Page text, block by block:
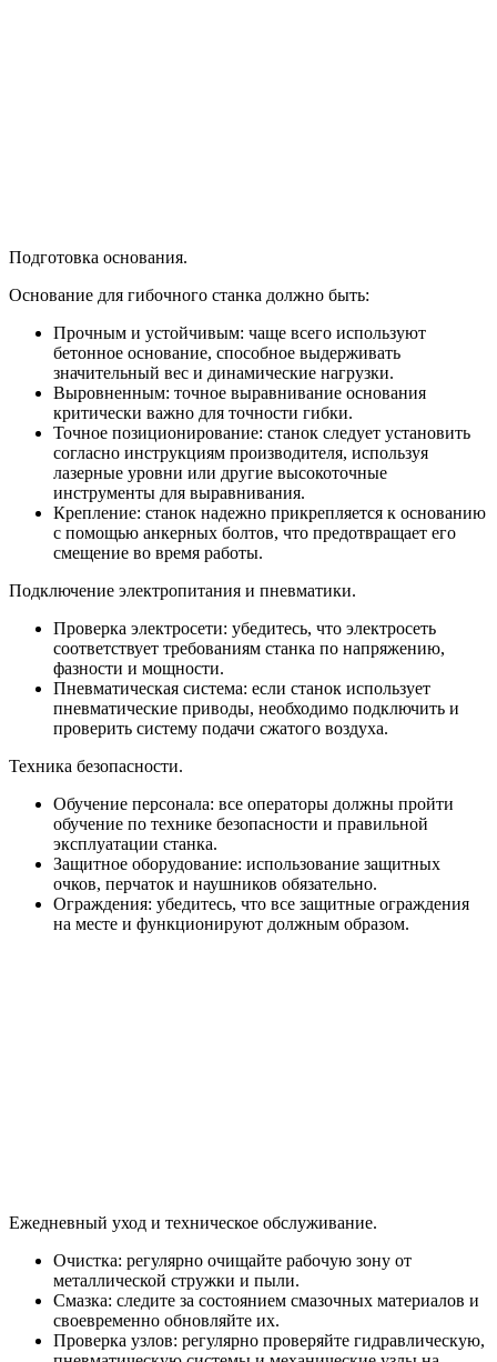
Подготовка основания.
Основание для гибочного станка должно быть:
Прочным и устойчивым: чаще всего используют
бетонное основание, способное выдерживать
значительный вес и динамические нагрузки.
Выровненным: точное выравнивание основания
критически важно для точности гибки.
Точное позиционирование: станок следует установить
согласно инструкциям производителя, используя
лазерные уровни или другие высокоточные
инструменты для выравнивания.
Крепление: станок надежно прикрепляется к основанию
с помощью анкерных болтов, что предотвращает его
смещение во время работы.
Подключение электропитания и пневматики.
Проверка электросети: убедитесь, что электросеть
соответствует требованиям станка по напряжению,
фазности и мощности.
Пневматическая система: если станок использует
пневматические приводы, необходимо подключить и
проверить систему подачи сжатого воздуха.
Техника безопасности.
Обучение персонала: все операторы должны пройти
обучение по технике безопасности и правильной
эксплуатации станка.
Защитное оборудование: использование защитных
очков, перчаток и наушников обязательно.
Ограждения: убедитесь, что все защитные ограждения
на месте и функционируют должным образом.
Ежедневный уход и техническое обслуживание.
Очистка: регулярно очищайте рабочую зону от
металлической стружки и пыли.
Смазка: следите за состоянием смазочных материалов и
своевременно обновляйте их.
Проверка узлов: регулярно проверяйте гидравлическую,